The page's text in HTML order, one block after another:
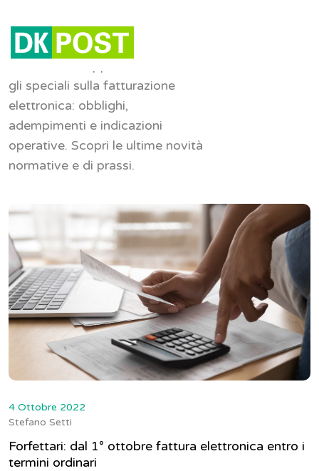
Fatturazione elettronica
gli speciali sulla fatturazione
elettronica: obblighi,
adempimenti e indicazioni
operative. Scopri le ultime novità
normative e di prassi.
4 Ottobre 2022
Stefano Setti
Forfettari: dal 1° ottobre fattura elettronica entro i
termini ordinari